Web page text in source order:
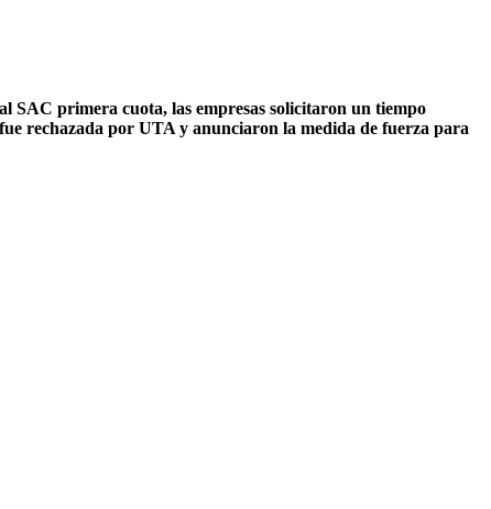
SAC primera cuota, las empresas solicitaron un tiempo
rechazada por UTA y anunciaron la medida de fuerza para